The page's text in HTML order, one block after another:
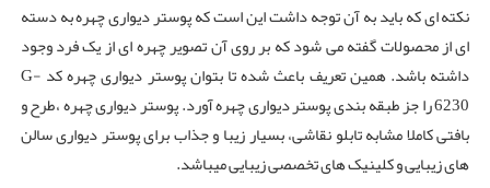
نکته ای که باید به آن توجه داشت این است که پوستر دیواری چهره به دسته
ای از محصولات گفته می شود که بر روی آن تصویر چهره ای از یک فرد وجود
داشته باشد. همین تعریف باعث شده تا بتوان پوستر دیواری چهره کد G-
6230 را جز طبقه بندی پوستر دیواری چهره آورد. پوستر دیواری چهره ،طرح و
بافتی کاملا مشابه تابلو نقاشی، بسیار زیبا و جذاب برای پوستر دیواری سالن
های زیبایی و کلینیک های تخصصی زیبایی میباشد.